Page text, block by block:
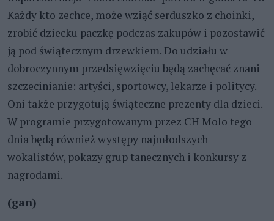
Każdy kto zechce, może wziąć serduszko z choinki,
zrobić dziecku paczkę podczas zakupów i pozostawić
ją pod świątecznym drzewkiem. Do udziału w
dobroczynnym przedsięwzięciu będą zachęcać znani
szczecinianie: artyści, sportowcy, lekarze i politycy.
Oni także przygotują świąteczne prezenty dla dzieci.
W programie przygotowanym przez CH Molo tego
dnia będą również występy najmłodszych
wokalistów, pokazy grup tanecznych i konkursy z
nagrodami.
(gan)